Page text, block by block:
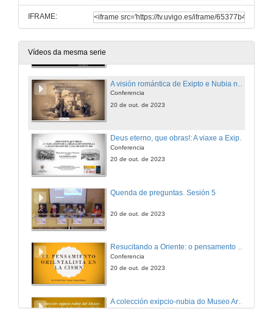
IFRAME:
Vídeos da mesma serie
Comentarios sobre unha viaxe romántica: a viaxe de Antoni Amatller por Exipto e Sudán
Conferencia
20 de out. de 2023
Deus eterno, que obras!: A viaxe a Exipto da delegación española á inauguración da Canle de Suez en 1869
Conferencia
20 de out. de 2023
Quenda de preguntas. Sesión 5
20 de out. de 2023
Resucitando a Oriente: o pensamento orientalista na Campaña Internacional para a Salvaguarda dos Monumentos en Nubia (1960-1980)
Conferencia
20 de out. de 2023
Conferencia